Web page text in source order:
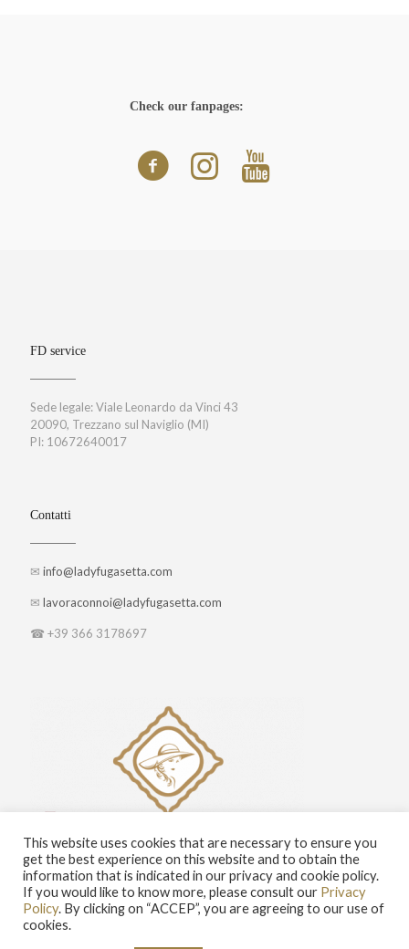
Check our fanpages:
FD service
Sede legale: Viale Leonardo da Vinci 43
20090, Trezzano sul Naviglio (MI)
PI: 10672640017
Contatti
✉ info@ladyfugasetta.com
✉ lavoraconnoi@ladyfugasetta.com
☎ +39 366 3178697
This website uses cookies that are necessary to ensure you
get the best experience on this website and to obtain the
information that is indicated in our privacy and cookie policy.
If you would like to know more, please consult our Privacy
Policy. By clicking on “ACCEP”, you are agreeing to our use of
cookies.